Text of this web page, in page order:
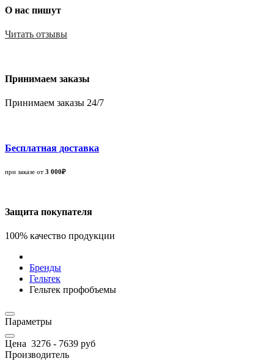
О нас пишут
Читать отзывы
Принимаем заказы
Принимаем заказы 24/7
Бесплатная доставка
при заказе от 3 000₽
Защита покупателя
100% качество продукции
Бренды
Гельтек
Гельтек профобъемы
Параметры
Цена 3276 - 7639 руб
Производитель